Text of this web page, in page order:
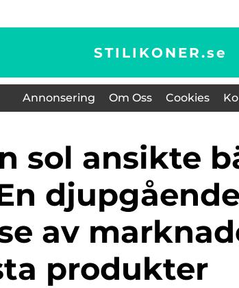
STILIKONER.se
Annonsering Om Oss Cookies
djupgående
av
produkter